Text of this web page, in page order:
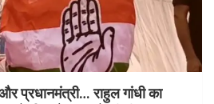
प्रधानमंत्री… राहुल गांधी का